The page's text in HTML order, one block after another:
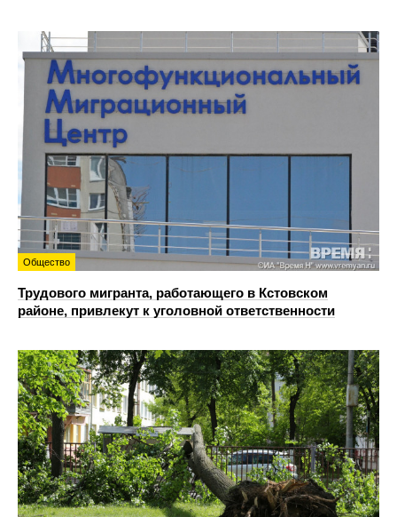
Общество
Трудового мигранта, работающего в Кстовском
районе, привлекут к уголовной ответственности